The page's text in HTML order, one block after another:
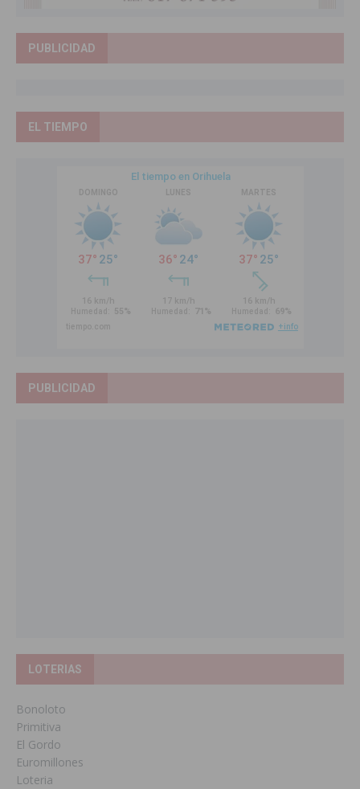
PUBLICIDAD
EL TIEMPO
PUBLICIDAD
LOTERIAS
Bonoloto
Primitiva
El Gordo
Euromillones
Loteria